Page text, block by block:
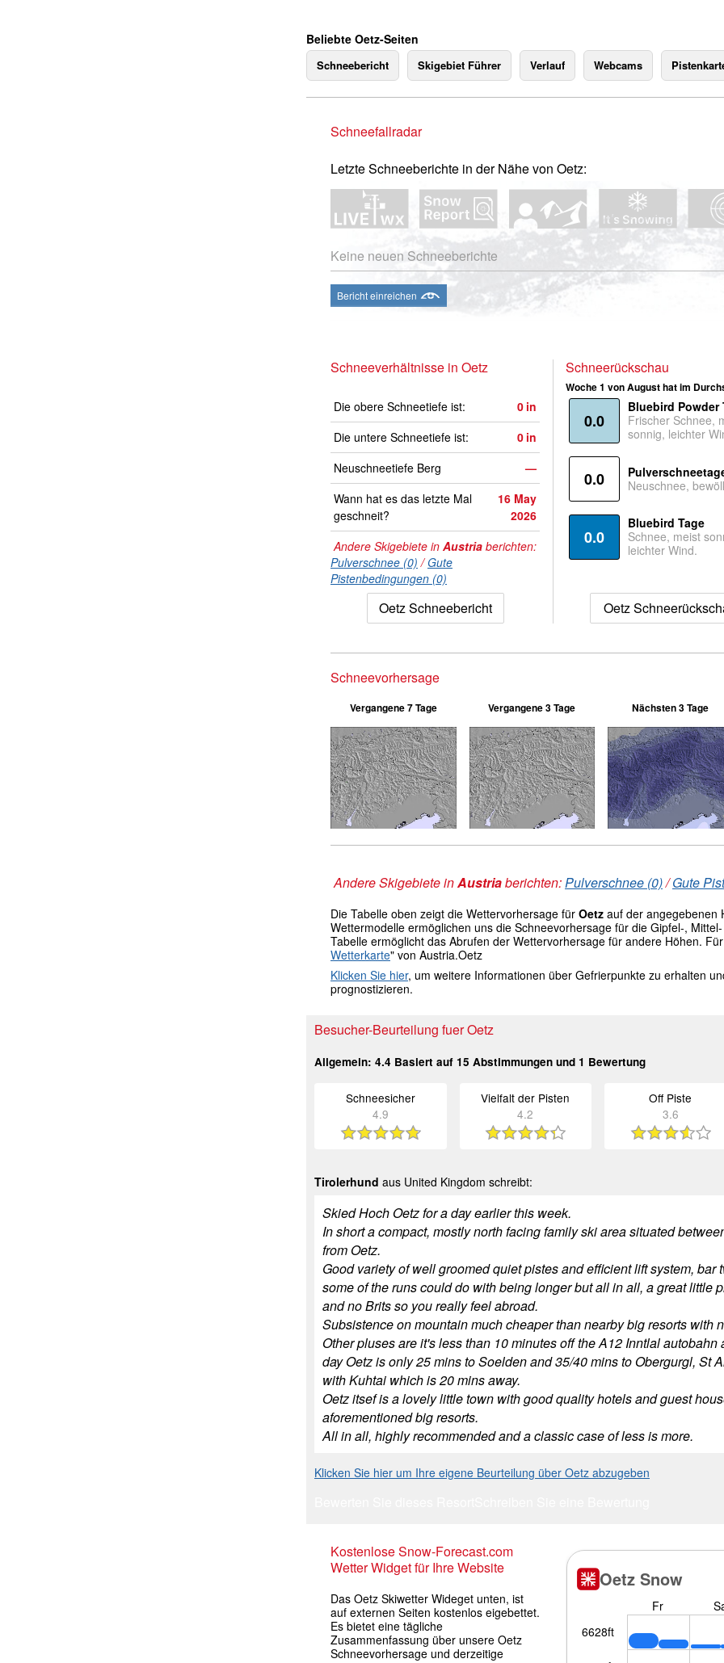
Beliebte Oetz-Seiten
Schneebericht Skigebiet Führer Verlauf Webcams
Schneefallradar
Letzte Schneeberichte in der Nähe von Oetz:
Keine neuen Schneeberichte
Bericht einreichen
Schneeverhältnisse in Oetz
Die obere Schneetiefe ist: 0 in
Die untere Schneetiefe ist:
0 in
Neuschneetiefe Berg
—
Wann hat es das letzte Mal
geschneit?
16 May
2026
Andere Skigebiete in Austria berichten:
Pulverschnee (0) /Gute
Pistenbedingungen (0)
Oetz Schneebericht
Schneerückschau
Woche 1 von August hat im
0.0
Bluebird Powder
Frischer Schnee,
sonnig, leichter
0.0
Neuschnee,
0.0
Bluebird Tage
Schnee, meist
leichter Wind.
Oetz
Schneevorhersage
Vergangene 7 Tage Vergangene 3 Tage Nächsten 3 Tage
Andere Skigebiete inAustriaberichten:Pulverschnee (0)/Gute
Die Tabelle oben zeigt die Wettervorhersage für Oetz auf der angegebenen
Wettermodelle ermöglichen uns die Schneevorhersage für die Gipfel-,
Tabelle ermöglicht das Abrufen der Wettervorhersage für andere Höhen.
Wetterkarte" von Austria.Oetz
Klicken Sie hier, um weitere Informationen über Gefrierpunkte zu erhalten
prognostizieren.
Besucher-Beurteilung fuer Oetz
Allgemein: 4.4 Basiert auf 15 Abstimmungen und 1 Bewertung
Schneesicher
4.9
Vielfalt der Pisten
4.2
Off Piste
3.6
Tirolerhund aus United Kingdom schreibt:
Skied Hoch Oetz for a day earlier this week.
In short a compact, mostly north facing family ski area situated
from Oetz.
Good variety of well groomed quiet pistes and efficient lift system,
some of the runs could do with being longer but all in all, a great little
and no Brits so you really feel abroad.
Subsistence on mountain much cheaper than nearby big resorts with
Other pluses are it's less than 10 minutes off the A12 Inntlal
day Oetz is only 25 mins to Soelden and 35/40 mins to Obergurgl, St
with Kuhtai which is 20 mins away.
Oetz itsef is a lovely little town with good quality hotels and guest
aforementioned big resorts.
All in all, highly recommended and a classic case of less is more.
Klicken Sie hier um Ihre eigene Beurteilung über Oetz abzugeben
Kostenlose Snow-Forecast.com
Wetter Widget für Ihre Website
Das Oetz Skiwetter Wideget unten, ist
auf externen Seiten kostenlos eigebettet.
Es bietet eine tägliche
Zusammenfassung über unsere Oetz
Schneevorhersage und derzeitige